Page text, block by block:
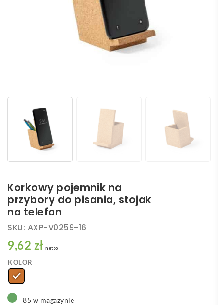
Korkowy pojemnik na
przybory do pisania, stojak
na telefon
SKU: AXP-V0259-16
9,62 zł netto
KOLOR
85 w magazynie